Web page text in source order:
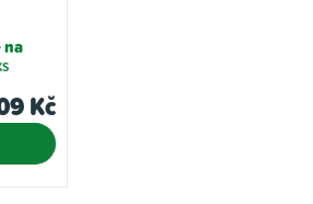
na
Kč